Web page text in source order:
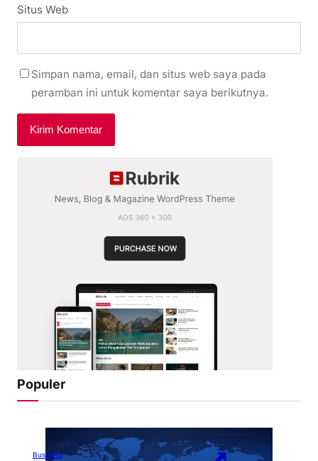
Situs Web
Simpan nama, email, dan situs web saya pada
peramban ini untuk komentar saya berikutnya.
Populer
Business